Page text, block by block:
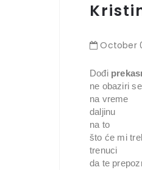
October
Dođi
ne obaziri se
na vreme
daljinu
na to
što će mi
trenuci
da te